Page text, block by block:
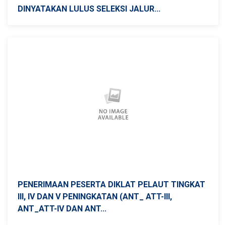
DINYATAKAN LULUS SELEKSI JALUR...
PENERIMAAN PESERTA DIKLAT PELAUT TINGKAT
III, IV DAN V PENINGKATAN (ANT_ ATT-III,
ANT_ATT-IV DAN ANT...